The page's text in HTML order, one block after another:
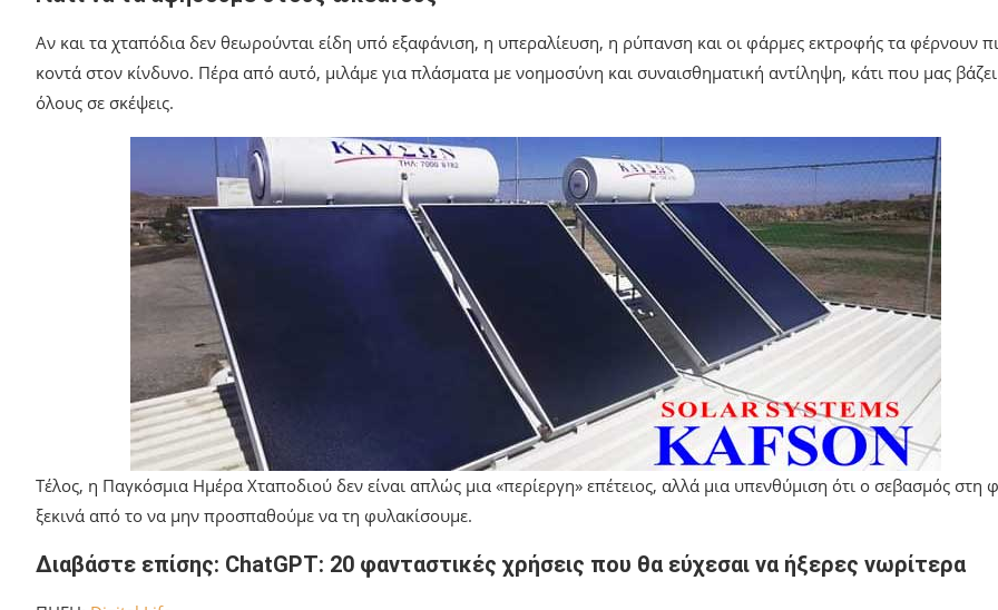
Αν και τα χταπόδια δεν θεωρούνται είδη υπό εξαφάνιση, η υπεραλίευση, η ρύπανση και οι φάρμες εκτροφής τα φέρνουν
κοντά στον κίνδυνο. Πέρα από αυτό, μιλάμε για πλάσματα με νοημοσύνη και συναισθηματική αντίληψη, κάτι που μας βάζει
όλους σε σκέψεις.
Τέλος, η Παγκόσμια Ημέρα Χταποδιού δεν είναι απλώς μια «περίεργη» επέτειος, αλλά μια υπενθύμιση ότι ο σεβασμός στη
ξεκινά από το να μην προσπαθούμε να τη φυλακίσουμε.
Διαβάστε επίσης: ChatGPT: 20 φανταστικές χρήσεις που θα εύχεσαι να ήξερες νωρίτερα